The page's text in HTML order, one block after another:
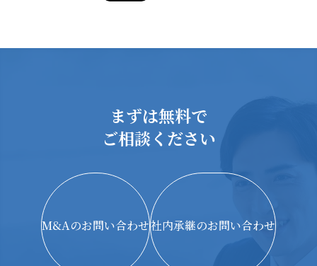
まずは無料で
ご相談ください
M&Aのお問い合わせ社内承継のお問い合わせ